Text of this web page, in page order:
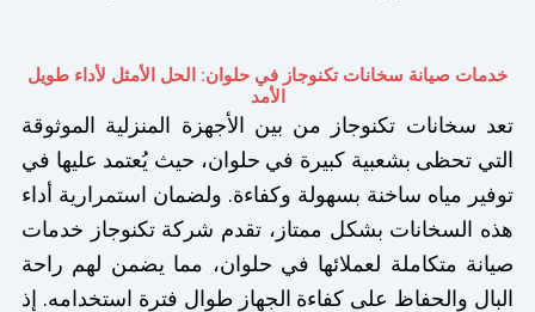
خدمات صيانة سخانات تكنوجاز في حلوان: الحل الأمثل لأداء طويل
الأمد
تعد سخانات تكنوجاز من بين الأجهزة المنزلية الموثوقة
التي تحظى بشعبية كبيرة في حلوان، حيث يُعتمد عليها في
توفير مياه ساخنة بسهولة وكفاءة. ولضمان استمرارية أداء
هذه السخانات بشكل ممتاز، تقدم شركة تكنوجاز خدمات
صيانة متكاملة لعملائها في حلوان، مما يضمن لهم راحة
البال والحفاظ على كفاءة الجهاز طوال فترة استخدامه. إذ